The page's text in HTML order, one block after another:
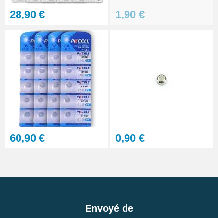
Clé d'ouverture de boîtier vissé
pour réparer montre
17,90 €
Lunettes grossissement variable
réparation montre
13,90 €
Sacoche pour réparation de
montre - 12 outils
28,90 € 1,90 €
60,90 € 0,90 €
Envoyé de